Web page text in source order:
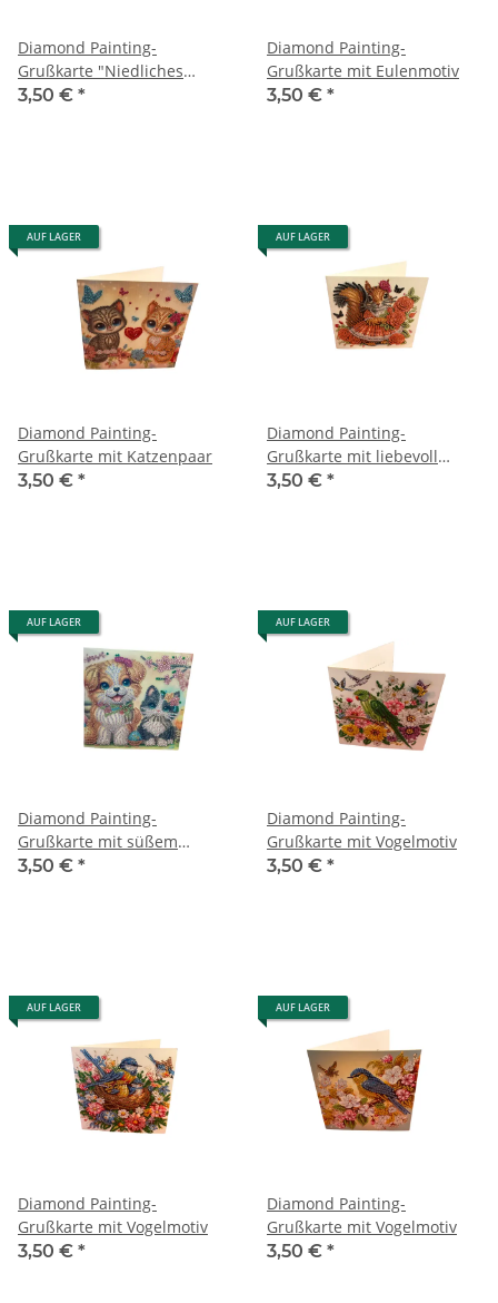
Diamond Painting-
Grußkarte "Niedliches
Eichhörnchen mit
3,50 € *
Diamond Painting-
Grußkarte mit Eulenmotiv
3,50 € *
AUF LAGER
Diamond Painting-
Grußkarte mit Katzenpaar
3,50 € *
AUF LAGER
Diamond Painting-
Grußkarte mit liebevoll
gestaltetem
3,50 € *
AUF LAGER
Diamond Painting-
Grußkarte mit süßem
Hunde- und Katzenmotiv
3,50 € *
AUF LAGER
Diamond Painting-
Grußkarte mit Vogelmotiv
3,50 € *
AUF LAGER
Diamond Painting-
Grußkarte mit Vogelmotiv
3,50 € *
AUF LAGER
Diamond Painting-
Grußkarte mit Vogelmotiv
3,50 € *